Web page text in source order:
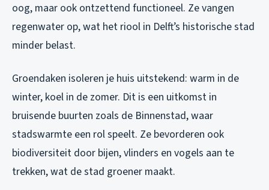
oog, maar ook ontzettend functioneel. Ze vangen
regenwater op, wat het riool in Delft’s historische stad
minder belast.
Groendaken isoleren je huis uitstekend: warm in de
winter, koel in de zomer. Dit is een uitkomst in
bruisende buurten zoals de Binnenstad, waar
stadswarmte een rol speelt. Ze bevorderen ook
biodiversiteit door bijen, vlinders en vogels aan te
trekken, wat de stad groener maakt.